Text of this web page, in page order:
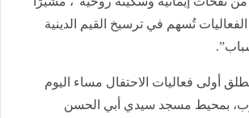
تُسهم في ترسيخ القيم الدينية
أولى فعاليات الاحتفال مساء اليوم
بمحيط مسجد سيدي أبي الحسن